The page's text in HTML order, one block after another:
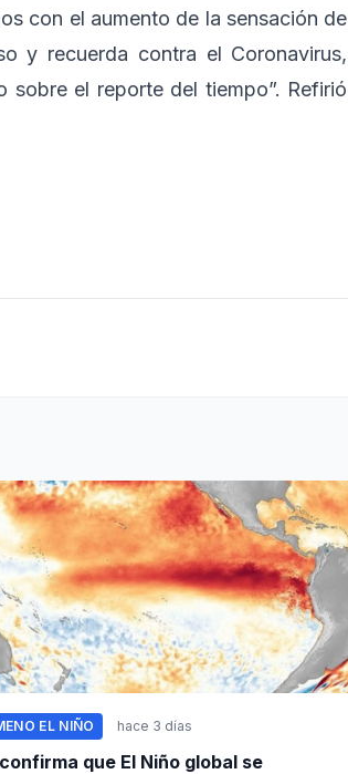
con el aumento de la sensación de
y recuerda contra el Coronavirus,
sobre el reporte del tiempo”. Refirió
EL NIÑO hace 3 días
que El Niño global se